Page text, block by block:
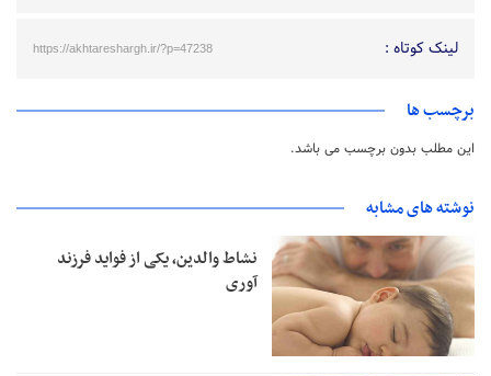
لینک کوتاه : https://akhtareshargh.ir/?p=47238
برچسب ها
این مطلب بدون برچسب می باشد.
نوشته های مشابه
نشاط والدین، یکی از فواید فرزند
آوری